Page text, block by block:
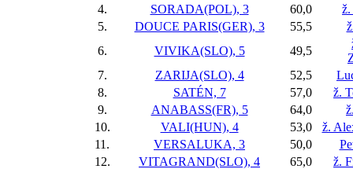
4.
SORADA(POL), 3 60,0
ž.
5.
DOUCE PARIS(GER), 3 55,5
6.
VIVIKA(SLO), 5 49,5
7.
ZARIJA(SLO), 4 52,5
8.
SATÉN, 7 57,0
ž.
9.
ANABASS(FR), 5 64,0
10.
VALI(HUN), 4 53,0
ž.
11.
VERSALUKA, 3 50,0
12.
VITAGRAND(SLO), 4 65,0
ž.